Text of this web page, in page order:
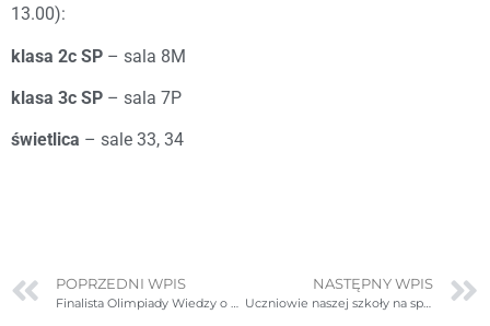
13.00):
klasa 2c SP – sala 8M
klasa 3c SP – sala 7P
świetlica – sale 33, 34
POPRZEDNI WPIS NASTĘPNY WPIS
Uczniowie naszej szkoły na spektaklu „Lot nad kukułczym gniazdem”